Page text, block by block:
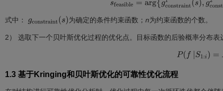
sfeasibl e= arggc onstraint1(s),gconst
式中：
gconstraint(s)为确定的条件约束函数； n为约束函数的个数。
2） 选取下一个贝叶斯优化过程的优化点。目标函数的后验概率分布表
P(f | 1:i)=P (S
1.3 基于Kringing和贝叶斯优化的可靠性优化流程